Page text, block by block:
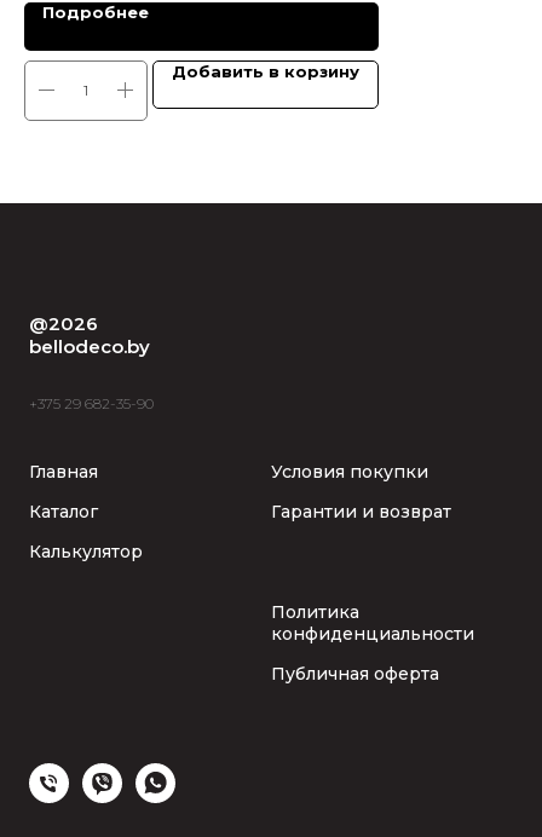
Подробнее
Добавить в корзину
@2026
bellodeco.by
+375 29 682-35-90
Главная
Каталог
Калькулятор
Условия покупки
Гарантии и возврат
Политика
конфиденциальности
Публичная оферта